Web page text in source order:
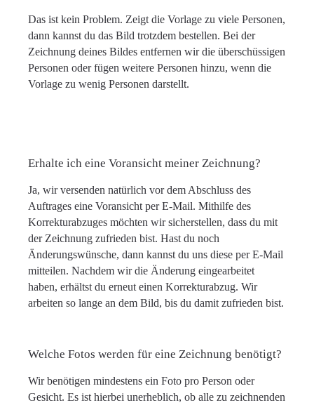
Das ist kein Problem. Zeigt die Vorlage zu viele Personen,
dann kannst du das Bild trotzdem bestellen. Bei der
Zeichnung deines Bildes entfernen wir die überschüssigen
Personen oder fügen weitere Personen hinzu, wenn die
Vorlage zu wenig Personen darstellt.
Erhalte ich eine Voransicht meiner Zeichnung?
Ja, wir versenden natürlich vor dem Abschluss des
Auftrages eine Voransicht per E-Mail. Mithilfe des
Korrekturabzuges möchten wir sicherstellen, dass du mit
der Zeichnung zufrieden bist. Hast du noch
Änderungswünsche, dann kannst du uns diese per E-Mail
mitteilen. Nachdem wir die Änderung eingearbeitet
haben, erhältst du erneut einen Korrekturabzug. Wir
arbeiten so lange an dem Bild, bis du damit zufrieden bist.
Welche Fotos werden für eine Zeichnung benötigt?
Wir benötigen mindestens ein Foto pro Person oder
Gesicht. Es ist hierbei unerheblich, ob alle zu zeichnenden